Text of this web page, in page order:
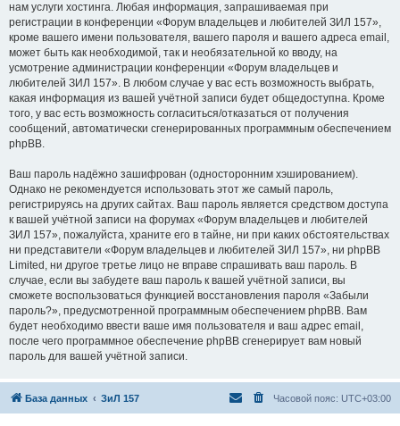
нам услуги хостинга. Любая информация, запрашиваемая при
регистрации в конференции «Форум владельцев и любителей ЗИЛ 157»,
кроме вашего имени пользователя, вашего пароля и вашего адреса email,
может быть как необходимой, так и необязательной ко вводу, на
усмотрение администрации конференции «Форум владельцев и
любителей ЗИЛ 157». В любом случае у вас есть возможность выбрать,
какая информация из вашей учётной записи будет общедоступна. Кроме
того, у вас есть возможность согласиться/отказаться от получения
сообщений, автоматически сгенерированных программным обеспечением
phpBB.
Ваш пароль надёжно зашифрован (односторонним хэшированием).
Однако не рекомендуется использовать этот же самый пароль,
регистрируясь на других сайтах. Ваш пароль является средством доступа
к вашей учётной записи на форумах «Форум владельцев и любителей
ЗИЛ 157», пожалуйста, храните его в тайне, ни при каких обстоятельствах
ни представители «Форум владельцев и любителей ЗИЛ 157», ни phpBB
Limited, ни другое третье лицо не вправе спрашивать ваш пароль. В
случае, если вы забудете ваш пароль к вашей учётной записи, вы
сможете воспользоваться функцией восстановления пароля «Забыли
пароль?», предусмотренной программным обеспечением phpBB. Вам
будет необходимо ввести ваше имя пользователя и ваш адрес email,
после чего программное обеспечение phpBB сгенерирует вам новый
пароль для вашей учётной записи.
База данных ЗиЛ 157 Часовой пояс: UTC+03:00